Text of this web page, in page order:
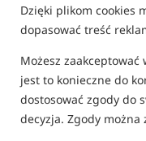
Dzięki plikom cookies
dopasować treść
Możesz
jest to konieczne do
dostosować zgody do
decyzja. Zgody
Shimano Tribal TX Ultra A